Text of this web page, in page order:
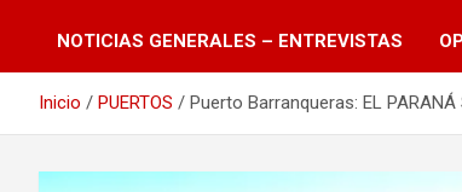
NOTICIAS GENERALES – ENTREVISTAS
Inicio PUERTOS Puerto Barranqueras: EL PARANÁ